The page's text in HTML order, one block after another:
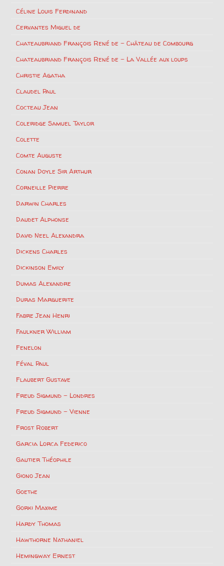
Céline Louis Ferdinand
Cervantes Miguel de
Chateaubriand François René de – Château de Combourg
Chateaubriand François René de – La Vallée aux loups
Christie Agatha
Claudel Paul
Cocteau Jean
Coleridge Samuel Taylor
Colette
Comte Auguste
Conan Doyle Sir Arthur
Corneille Pierre
Darwin Charles
Daudet Alphonse
David Neel Alexandra
Dickens Charles
Dickinson Emily
Dumas Alexandre
Duras Marguerite
Fabre Jean Henri
Faulkner William
Fenelon
Féval Paul
Flaubert Gustave
Freud Sigmund – Londres
Freud Sigmund – Vienne
Frost Robert
Garcia Lorca Federico
Gautier Théophile
Giono Jean
Goethe
Gorki Maxime
Hardy Thomas
Hawthorne Nathaniel
Hemingway Ernest